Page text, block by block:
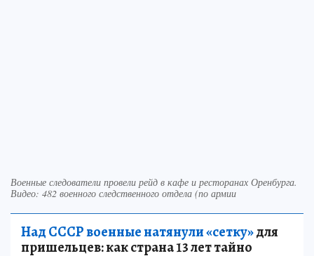
Военные следователи провели рейд в кафе и ресторанах Оренбурга.
Видео: 482 военного следственного отдела (по армии
Над СССР военные натянули «сетку»для
пришельцев: как страна 13 лет тайно